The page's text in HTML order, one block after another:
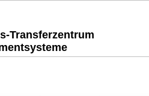
Transferzentrum